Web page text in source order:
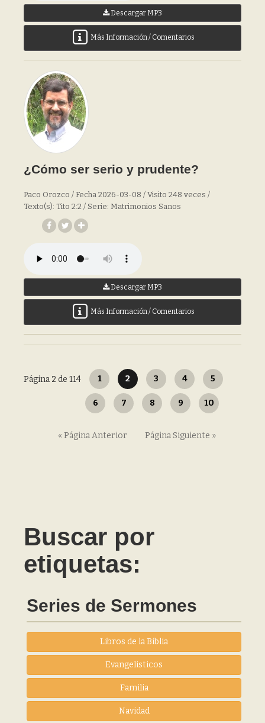
Descargar MP3
Más Información / Comentarios
¿Cómo ser serio y prudente?
Paco Orozco / Fecha 2026-03-08 / Visito 248 veces /
Texto(s): Tito 2:2 / Serie: Matrimonios Sanos
Descargar MP3
Más Información / Comentarios
Página 2 de 114 1 2 3 4 5
6 7 8 9 10
« Página Anterior Página Siguiente »
Buscar por
etiquetas:
Series de Sermones
Libros de la Biblia
Evangelisticos
Familia
Navidad